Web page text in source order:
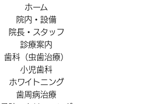
ホーム
院内・設備
院長・スタッフ
診療案内
歯科（虫歯治療）
小児歯科
ホワイトニング
歯周病治療